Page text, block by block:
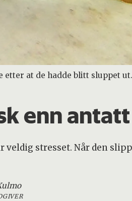
etter at de hadde blitt sluppet
enn antatt
stresset. Når den